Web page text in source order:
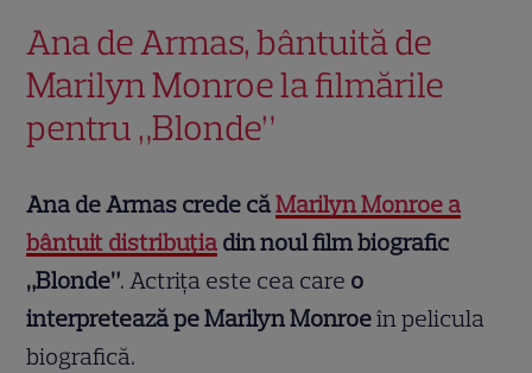
Ana de Armas, bântuită de
Marilyn Monroe la filmările
pentru „Blonde”
Ana de Armas crede căMarilyn Monroe a
bântuit distribuția din noul film biografic
„Blonde”. Actrița este cea care o
interpretează pe Marilyn Monroeîn pelicula
biografică.